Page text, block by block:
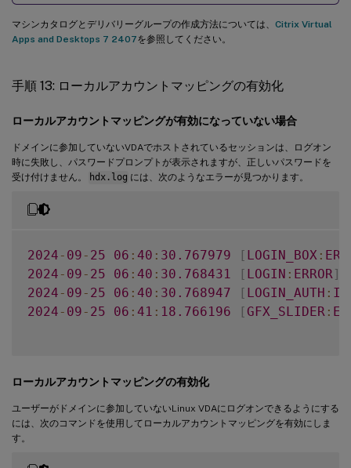
マシンカタログとデリバリーグループの作成方法については、 Citrix Virtual
Apps and Desktops 7 2407を参照してください。
手順 13: ローカルアカウントマッピングの有効化
ローカルアカウントマッピングが有効になっていない場合
ドメインに参加していないVDAでホストされているセッションは、ログオン
時に失敗し、パスワードプロンプトが表示されますが、正しいパスワードを
受け付けません。
hdx.log には、次のようなエラーが見つかります。
2024 - 09 - 25 06 : 40 : 30.767979 [ LOGIN_BOX :
2024 - 09 - 25 06 : 40 : 30.768431 [ LOGIN : ERROR]
2024 - 09 - 25 06 : 40 : 30.768947 [ LOGIN_AUTH :
2024 - 09 - 25 06 : 41 : 18.766196 [ GFX_SLIDER :
ローカルアカウントマッピングの有効化
ユーザーがドメインに参加していないLinux VDAにログオンできるようにする
には、次のコマンドを使用してローカルアカウントマッピングを有効にしま
す。